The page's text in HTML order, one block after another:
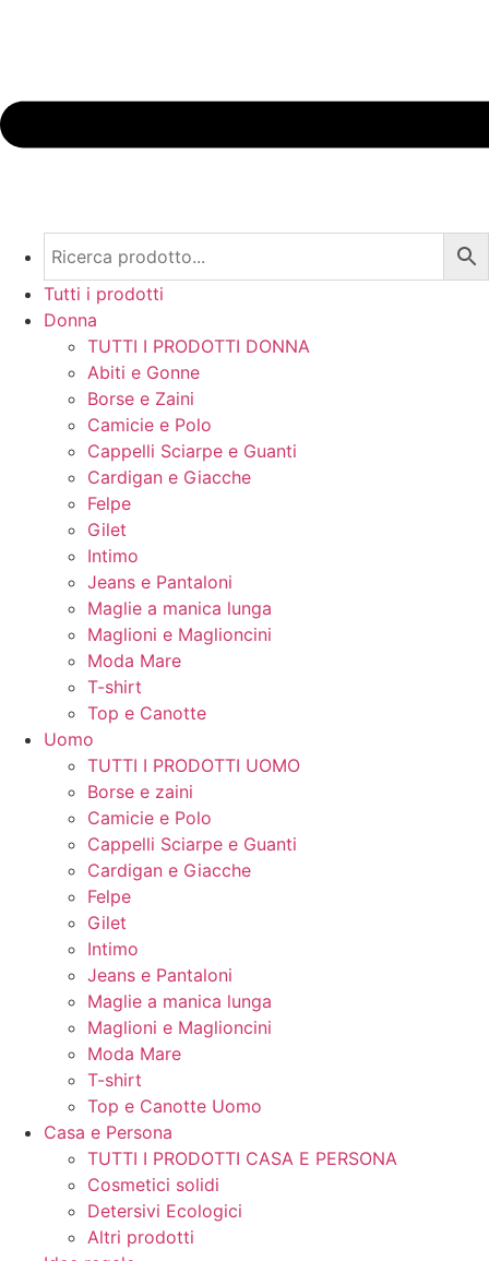
Tutti i prodotti
Donna
TUTTI I PRODOTTI DONNA
Abiti e Gonne
Borse e Zaini
Camicie e Polo
Cappelli Sciarpe e Guanti
Cardigan e Giacche
Felpe
Gilet
Intimo
Jeans e Pantaloni
Maglie a manica lunga
Maglioni e Maglioncini
Moda Mare
T-shirt
Top e Canotte
Uomo
TUTTI I PRODOTTI UOMO
Borse e zaini
Camicie e Polo
Cappelli Sciarpe e Guanti
Cardigan e Giacche
Felpe
Gilet
Intimo
Jeans e Pantaloni
Maglie a manica lunga
Maglioni e Maglioncini
Moda Mare
T-shirt
Top e Canotte Uomo
Casa e Persona
TUTTI I PRODOTTI CASA E PERSONA
Cosmetici solidi
Detersivi Ecologici
Altri prodotti